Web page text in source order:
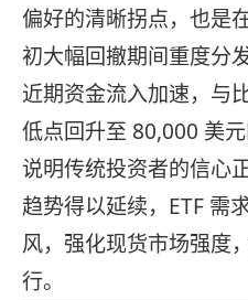
偏好的清晰拐点，也是
初大幅回撤期间重度分
近期资金流入加速，与
低点回升至 80,000 美元
说明传统投资者的信心
趋势得以延续，ETF 需
风，强化现货市场强度
行。